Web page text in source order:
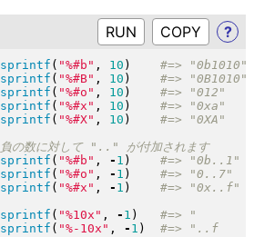
RUN ?
sprintf ( "%#b " , 10 )
sprintf ( "%#B" , 10 )
sprintf ( "%#o " , 10 )
sprintf ( "%#x " , 10 )
sprintf ( "%#X" , 10 )
# 負の数に対して ".." が付加されます
sprintf ( "%#b " , - 1 )
sprintf ( "%#o " , - 1 )
sprintf ( "%#x " , - 1 )
sprintf ( "%10x " , - 1 )
sprintf ( "%-10x " , - 1 )